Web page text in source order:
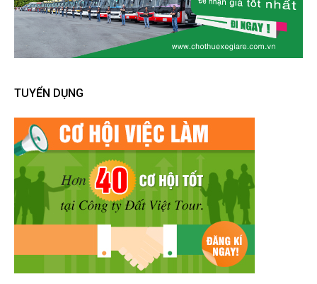
TUYỂN DỤNG